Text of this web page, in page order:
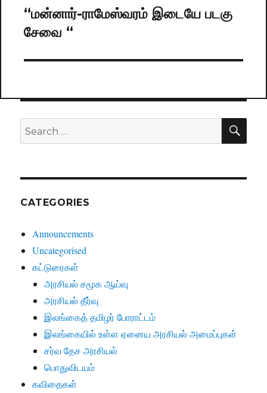
Next
post:
“மன்னார்-ராமேஸ்வரம் இடையே படகு
சேவை “
Search
for:
CATEGORIES
Announcements
Uncategorised
கட்டுரைகள்
அரசியல் சமூக ஆய்வு
அரசியல் தீர்வு
இலங்கைத் தமிழர் போராட்டம்
இலங்கையில் உள்ள ஏனைய அரசியல் அமைப்புகள்
சர்வ தேச அரசியல்
பொதுவிடயம்
கவிதைகள்